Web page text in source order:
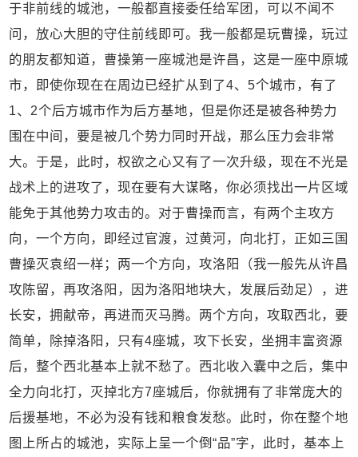
于非前线的城池，一般都直接委任给军团，可以不闻不
问，放心大胆的守住前线即可。我一般都是玩曹操，玩过
的朋友都知道，曹操第一座城池是许昌，这是一座中原城
市，即使你现在在周边已经扩从到了4、5个城市，有了
1、2个后方城市作为后方基地，但是你还是被各种势力
围在中间，要是被几个势力同时开战，那么压力会非常
大。于是，此时，权欲之心又有了一次升级，现在不光是
战术上的进攻了，现在要有大谋略，你必须找出一片区域
能免于其他势力攻击的。对于曹操而言，有两个主攻方
向，一个方向，即经过官渡，过黄河，向北打，正如三国
曹操灭袁绍一样；两一个方向，攻洛阳（我一般先从许昌
攻陈留，再攻洛阳，因为洛阳地块大，发展后劲足），进
长安，拥献帝，再进而灭马腾。两个方向，攻取西北，要
简单，除掉洛阳，只有4座城，攻下长安，坐拥丰富资源
后，整个西北基本上就不愁了。西北收入囊中之后，集中
全力向北打，灭掉北方7座城后，你就拥有了非常庞大的
后援基地，不必为没有钱和粮食发愁。此时，你在整个地
图上所占的城池，实际上呈一个倒“品”字，此时，基本上